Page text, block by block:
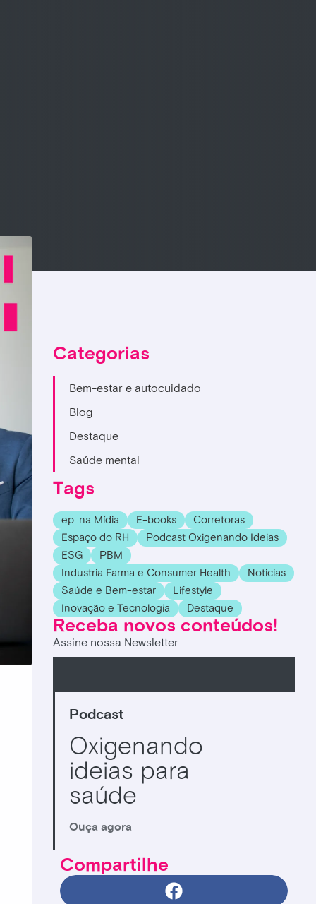
Categorias
Bem-estar e autocuidado
Blog
Destaque
Saúde mental
Tags
ep. na Mídia E-books
Corretoras
Espaço do RH
Podcast Oxigenando Ideias
ESG
PBM
Industria Farma e Consumer Health
Noticias
Saúde e Bem-estar
Lifestyle
Inovação e Tecnologia
Destaque
Receba novos conteúdos!
Assine nossa Newsletter
Podcast
Oxigenando
ideias para
saúde
Ouça agora
Compartilhe